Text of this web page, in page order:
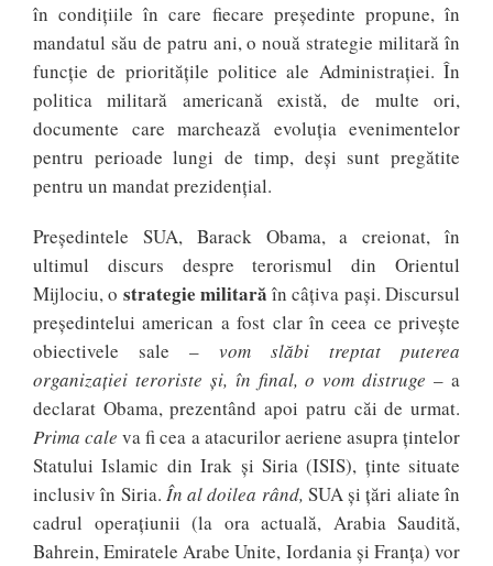
în condițiile în care fiecare președinte propune, în
mandatul său de patru ani, o nouă strategie militară în
funcție de prioritățile politice ale Administrației. În
politica militară americană există, de multe ori,
documente care marchează evoluția evenimentelor
pentru perioade lungi de timp, deși sunt pregătite
pentru un mandat prezidențial.
Președintele SUA, Barack Obama, a creionat, în
ultimul discurs despre terorismul din Orientul
Mijlociu, o strategie militară în câțiva pași. Discursul
președintelui american a fost clar în ceea ce privește
obiectivele sale – vom slăbi treptat puterea
organizației teroriste și, în final, o vom distruge – a
declarat Obama, prezentând apoi patru căi de urmat.
Prima cale va fi cea a atacurilor aeriene asupra țintelor
Statului Islamic din Irak și Siria (ISIS), ținte situate
inclusiv în Siria. În al doilea rând, SUA și țări aliate în
cadrul operațiunii (la ora actuală, Arabia Saudită,
Bahrein, Emiratele Arabe Unite, Iordania și Franța) vor